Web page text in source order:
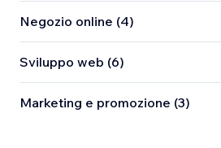
Negozio online (4)
Sviluppo web (6)
Marketing e promozione (3)